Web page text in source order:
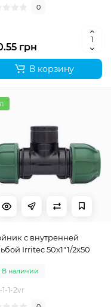
0
грн
В корзину
с внутренней
Irritec 50х1"1/2х50
В наличии
1-2vr